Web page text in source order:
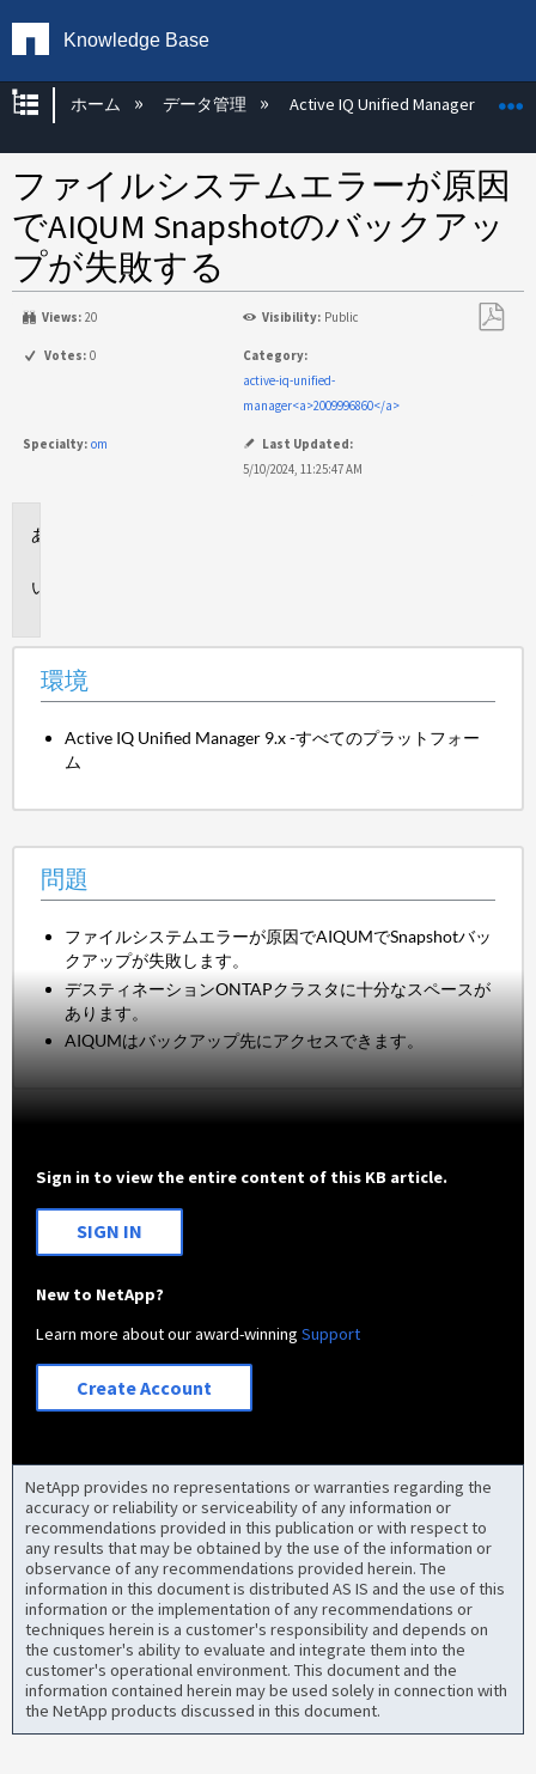
Knowledge Base
グローバル階層を展開/折りたたむ
ホーム データ管理 Active IQ Unified Manager
ファイルシステムエラーが原因
でAIQUM Snapshotのバックアッ
プが失敗する
Views: 20 Visibility: Public
Votes: 0
Category:
active-iq-unified-
manager<a>2009996860</a>
Specialty: om
Last Updated:
5/10/2024, 11:25:47 AM
環境
Active IQ Unified Manager 9.x -すべてのプラットフォー
ム
問題
ファイルシステムエラーが原因でAIQUMでSnapshotバッ
クアップが失敗します。
デスティネーションONTAPクラスタに十分なスペースが
あります。
AIQUMはバックアップ先にアクセスできます。
Sign in to view the entire content of this KB article.
SIGN IN
New to NetApp?
Learn more about our award-winningSupport
Create Account
NetApp provides no representations or warranties regarding the
accuracy or reliability or serviceability of any information or
recommendations provided in this publication or with respect to
any results that may be obtained by the use of the information or
observance of any recommendations provided herein. The
information in this document is distributed AS IS and the use of this
information or the implementation of any recommendations or
techniques herein is a customer's responsibility and depends on
the customer's ability to evaluate and integrate them into the
customer's operational environment. This document and the
information contained herein may be used solely in connection with
the NetApp products discussed in this document.